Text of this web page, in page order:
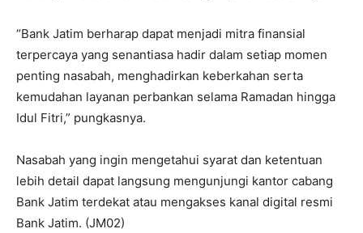
“Bank Jatim berharap dapat menjadi mitra finansial
terpercaya yang senantiasa hadir dalam setiap momen
penting nasabah, menghadirkan keberkahan serta
kemudahan layanan perbankan selama Ramadan hingga
Idul Fitri,” pungkasnya.
Nasabah yang ingin mengetahui syarat dan ketentuan
lebih detail dapat langsung mengunjungi kantor cabang
Bank Jatim terdekat atau mengakses kanal digital resmi
Bank Jatim. (JM02)